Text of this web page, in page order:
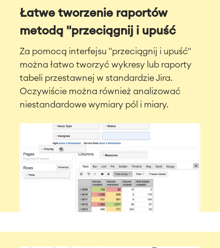
Łatwe tworzenie raportów
metodą "przeciągnij i upuść
Za pomocą interfejsu "przeciągnij i upuść"
można łatwo tworzyć wykresy lub raporty
tabeli przestawnej w standardzie Jira.
Oczywiście można również analizować
niestandardowe wymiary pól i miary.